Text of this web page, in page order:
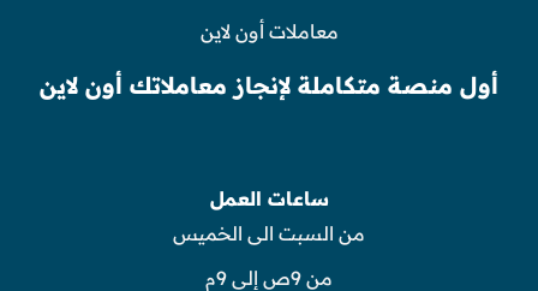
معاملات أون لاين
أول منصة متكاملة لإنجاز معاملاتك أون لاين
ساعات العمل
من السبت الى الخميس
من 9ص إلى 9م